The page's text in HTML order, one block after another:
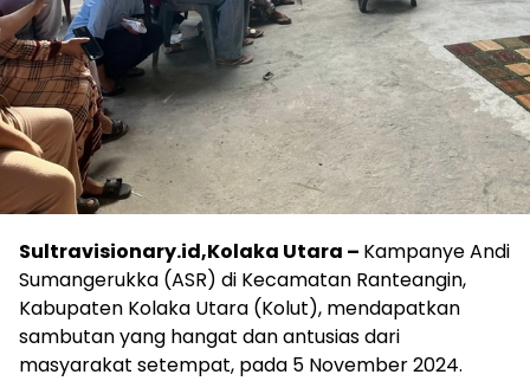
Sultravisionary.id,Kolaka Utara – Kampanye Andi
Sumangerukka (ASR) di Kecamatan Ranteangin,
Kabupaten Kolaka Utara (Kolut), mendapatkan
sambutan yang hangat dan antusias dari
masyarakat setempat, pada 5 November 2024.